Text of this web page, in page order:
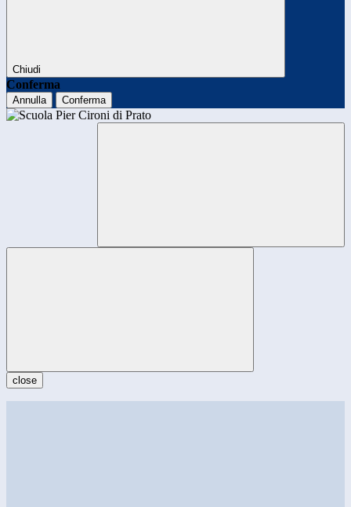
Chiudi
Conferma
Annulla Conferma
close